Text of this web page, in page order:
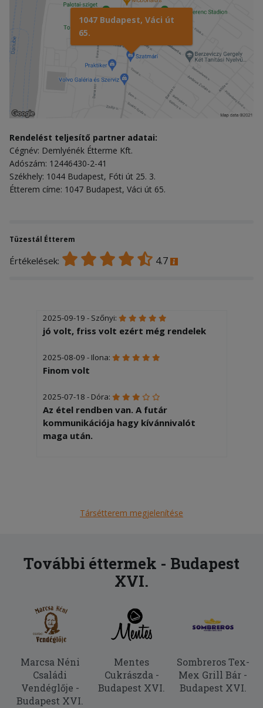
1047 Budapest, Váci út
65.
Rendelést teljesítő partner adatai:
Cégnév: Demlyénék Étterme Kft.
Adószám: 12446430-2-41
Székhely: 1044 Budapest, Fóti út 25. 3.
Étterem címe: 1047 Budapest, Váci út 65.
Tüzestál Étterem
Értékelések: 4.7
2025-09-19 - Szőnyi:
jó volt, friss volt ezért még rendelek
2025-08-09 - Ilona:
Finom volt
2025-07-18 - Dóra:
Az étel rendben van. A futár
kommunikációja hagy kívánnivalót
maga után.
Társétterem megjelenítése
További éttermek - Budapest
XVI.
Marcsa Néni
Családi
Vendéglője -
Budapest XVI.
Mentes
Cukrászda -
Budapest XVI.
Sombreros Tex-
Mex Grill Bár -
Budapest XVI.